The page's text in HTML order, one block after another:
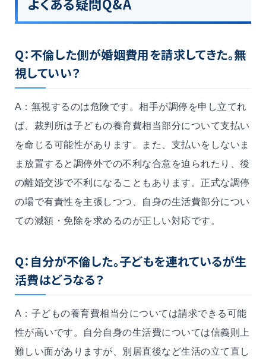
Q：不倫した側が婚姻費用を請求してきた。無
視していい？
A：無視するのは危険です。相手が調停を申し立てれ
ば、裁判所は子どもの養育費相当部分について支払い
を命じる可能性があります。また、支払いをしないま
ま放置すると調停外での不利な合意を迫られたり、後
の離婚交渉で不利になることもあります。正式な調停
の場で有責性を主張しつつ、自身の生活費部分につい
ての減額・免除を求めるのが正しい対応です。
Q：自分が不倫した。子どもを連れているが生
活費はどうなる？
A：子どもの養育費相当分については請求できる可能
性が高いです。自分自身の生活費については信義則上
難しい面がありますが、別居直後など生活の立て直し